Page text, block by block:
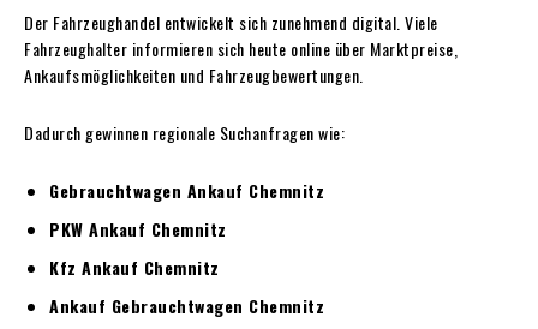
Der Fahrzeughandel entwickelt sich zunehmend digital. Viele
Fahrzeughalter informieren sich heute online über Marktpreise,
Ankaufsmöglichkeiten und Fahrzeugbewertungen.
Dadurch gewinnen regionale Suchanfragen wie:
Gebrauchtwagen Ankauf Chemnitz
PKW Ankauf Chemnitz
Kfz Ankauf Chemnitz
Ankauf Gebrauchtwagen Chemnitz